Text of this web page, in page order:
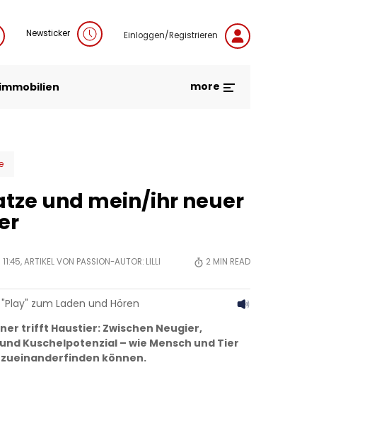
Newsticker Einloggen/Registrieren
immobilien more
und mein/ihr neuer
ARTIKEL VON PASSION-AUTOR: LILLI
2 MIN READ
zum Laden und Hören
trifft Haustier: Zwischen Neugier,
Kuschelpotenzial – wie Mensch und Tier
können.